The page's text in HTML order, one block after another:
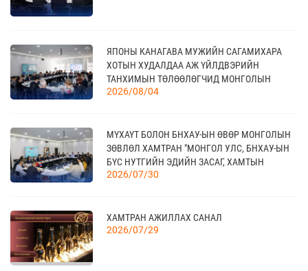
04
11 сар
ҮЗЭСГЭЛЭН
11 сар
АХУЙН САЛБАРЫН ҮЗЭСГЭЛЭН
ЯПОНЫ КАНАГАВА МУЖИЙН САГАМИХАРА
ХОТЫН ХУДАЛДАА АЖ ҮЙЛДВЭРИЙН
ТАНХИМЫН ТӨЛӨӨЛӨГЧИД МОНГОЛЫН
ҮНДЭСНИЙ ХУДАЛДАА АЖ ҮЙЛДВЭРИЙН
2026/08/04
МҮХАҮТ БОЛОН БНХАУ-ЫН ӨВӨР МОНГОЛЫН
ЗӨВЛӨЛ ХАМТРАН "МОНГОЛ УЛС, БНХАУ-ЫН
БҮС НУТГИЙН ЭДИЙН ЗАСАГ, ХАМТЫН
АЖИЛЛАГААНЫ УУЛЗАЛТ"-ЫГ ЗОХИОН
2026/07/30
ХАМТРАН АЖИЛЛАХ САНАЛ
2026/07/29